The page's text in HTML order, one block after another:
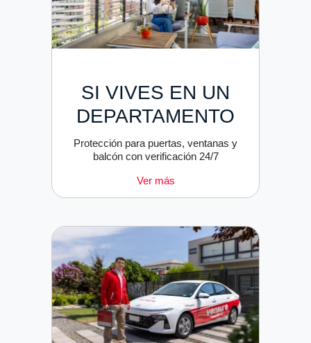
SI VIVES EN UN
DEPARTAMENTO
Protección para puertas, ventanas y
balcón con verificación 24/7
Ver más